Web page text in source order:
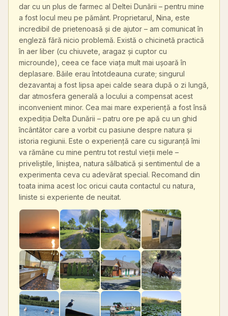
dar cu un plus de farmec al Deltei Dunării – pentru mine
a fost locul meu pe pământ. Proprietarul, Nina, este
incredibil de prietenoasă și de ajutor – am comunicat în
engleză fără nicio problemă. Există o chicinetă practică
în aer liber (cu chiuvete, aragaz și cuptor cu
microunde), ceea ce face viața mult mai ușoară în
deplasare. Băile erau întotdeauna curate; singurul
dezavantaj a fost lipsa apei calde seara după o zi lungă,
dar atmosfera generală a locului a compensat acest
inconvenient minor. Cea mai mare experiență a fost însă
expediția Delta Dunării – patru ore pe apă cu un ghid
încântător care a vorbit cu pasiune despre natura și
istoria regiunii. Este o experiență care cu siguranță îmi
va rămâne cu mine pentru tot restul vieții mele –
priveliștile, liniștea, natura sălbatică și sentimentul de a
experimenta ceva cu adevărat special. Recomand din
toata inima acest loc oricui cauta contactul cu natura,
liniste si experiente de neuitat.